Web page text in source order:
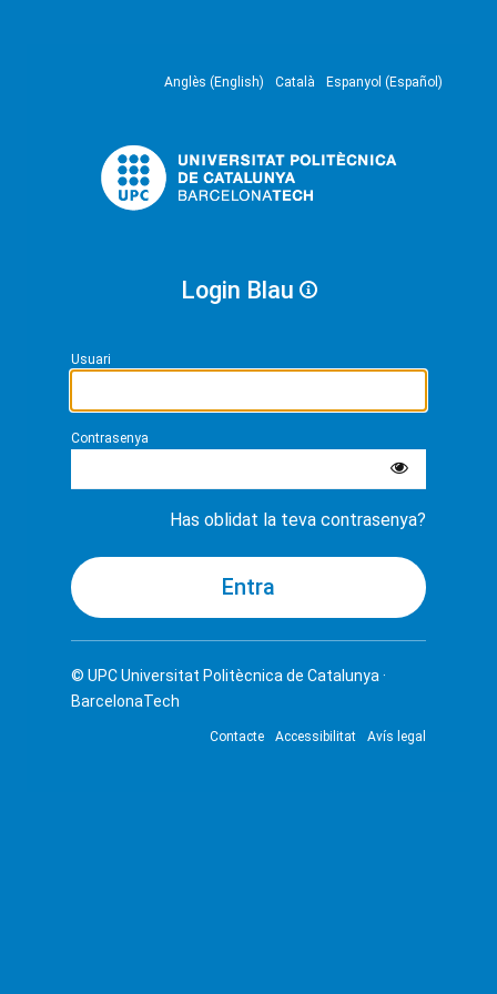
Anglès (English) Català Espanyol (Español)
Login Blau
Usuari
Contrasenya
Has oblidat la teva contrasenya?
© UPCUniversitat Politècnica de Catalunya ·
BarcelonaTech
Contacte Accessibilitat Avís legal